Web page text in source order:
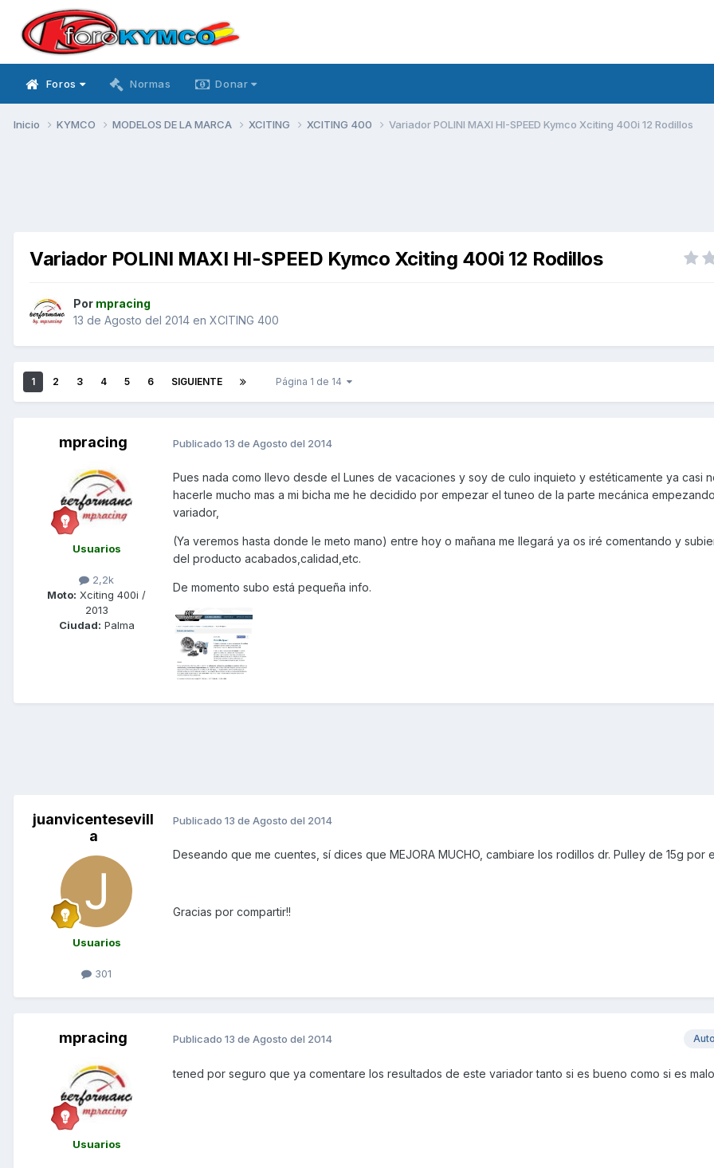
Foros Normas Donar
Inicio KYMCO MODELOS DE LA MARCA XCITING XCITING 400 Variador POLINI MAXI HI-SPEED Kymco Xciting 400i 12 Rodillos
Variador POLINI MAXI HI-SPEED Kymco Xciting 400i 12 Rodillos
Por mpracing
13 de Agosto del 2014 en XCITING 400
1 2 3 4 5 6 SIGUIENTE Página 1 de 14
mpracing
Usuarios
2,2k
Moto: Xciting 400i /
2013
Ciudad: Palma
Publicado 13 de Agosto del 2014
Pues nada como llevo desde el Lunes de vacaciones y soy de culo inquieto y estéticamente ya casi
hacerle mucho mas a mi bicha me he decidido por empezar el tuneo de la parte mecánica
variador,
(Ya veremos hasta donde le meto mano) entre hoy o mañana me llegará ya os iré comentando y
del producto acabados,calidad,etc.
De momento subo está pequeña info.
juanvicentesevill
a
Usuarios
301
Publicado 13 de Agosto del 2014
Deseando que me cuentes, sí dices que MEJORA MUCHO, cambiare los rodillos dr. Pulley de 15g por
Gracias por compartir!!
mpracing
Usuarios
Publicado 13 de Agosto del 2014
tened por seguro que ya comentare los resultados de este variador tanto si es bueno como si es malo